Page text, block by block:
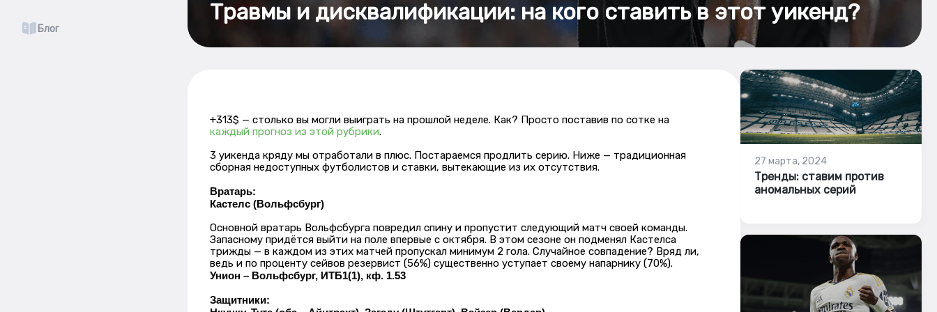
Блог
Травмы и дисквалификации: на кого ставить в этот уикенд?
+313$ — столько вы могли выиграть на прошлой неделе. Как? Просто поставив по сотке на
каждый прогноз из этой рубрики.
3 уикенда кряду мы отработали в плюс. Постараемся продлить серию. Ниже — традиционная
сборная недоступных футболистов и ставки, вытекающие из их отсутствия.
Вратарь:
Кастелс (Вольфсбург)
Основной вратарь Вольфсбурга повредил спину и пропустит следующий матч своей команды.
Запасному придётся выйти на поле впервые с октября. В этом сезоне он подменял Кастелса
трижды — в каждом из этих матчей пропускал минимум 2 гола. Случайное совпадение? Вряд ли,
ведь и по проценту сейвов резервист (56%) существенно уступает своему напарнику (70%).
Унион – Вольфсбург, ИТБ1(1), кф. 1.53
Защитники:
27 марта, 2024
Тренды: ставим против
аномальных серий